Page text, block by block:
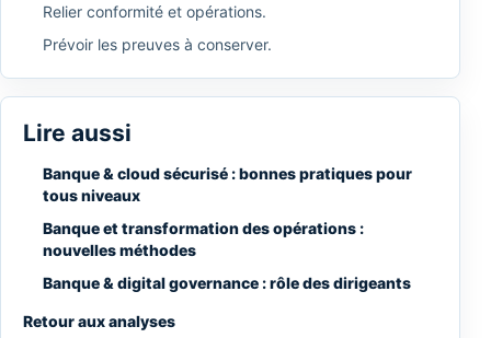
Relier conformité et opérations.
Prévoir les preuves à conserver.
Lire aussi
Banque & cloud sécurisé : bonnes pratiques pour
tous niveaux
Banque et transformation des opérations :
nouvelles méthodes
Banque & digital governance : rôle des dirigeants
Retour aux analyses